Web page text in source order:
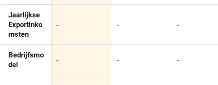
Jaarlijkse
Exportinko
msten
- - -
Bedrijfsmo
del
- - -